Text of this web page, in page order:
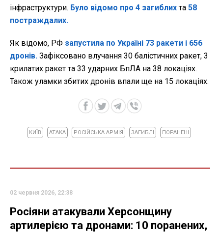
інфраструктури. Було відомо про 4 загиблихта 58
постраждалих.
Як відомо, РФ запустила по Україні 73 ракети і 656
дронів. Зафіксовано влучання 30 балістичних ракет, 3
крилатих ракет та 33 ударних БпЛА на 38 локаціях.
Також уламки збитих дронів впали ще на 15 локаціях.
КИЇВ АТАКА РОСІЙСЬКА АРМІЯ ЗАГИБЛІ ПОРАНЕНІ
02 червня 2026, 22:38
Росіяни атакували Херсонщину
артилерією та дронами: 10 поранених,